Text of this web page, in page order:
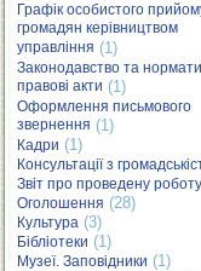
Графік особистого
громадян керівництвом
управління (1)
Законодавство та
правові акти (1)
Оформлення письмового
звернення (1)
Кадри (1)
Консультації з
Звіт про проведену роботу
Оголошення (28)
Культура (3)
Бібліотеки (1)
Музеї. Заповідники (1)